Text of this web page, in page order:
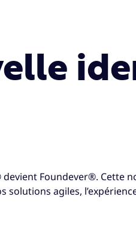
Foundever®. Cette
agiles,